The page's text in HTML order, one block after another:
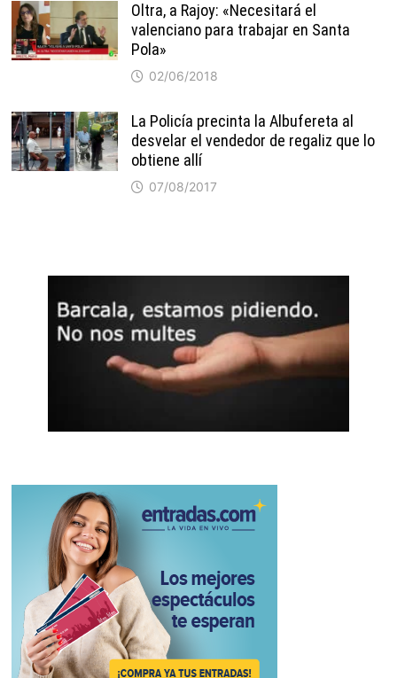
Oltra, a Rajoy: «Necesitará el
valenciano para trabajar en Santa
Pola»
02/06/2018
La Policía precinta la Albufereta al
desvelar el vendedor de regaliz que lo
obtiene allí
07/08/2017